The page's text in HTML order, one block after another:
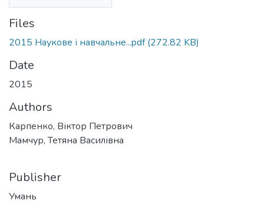
Files
2015 Наукове і навчальне...pdf (272.82 KB)
Date
2015
Authors
Карпенко, Віктор Петрович
Мамчур, Тетяна Василівна
Publisher
Умань